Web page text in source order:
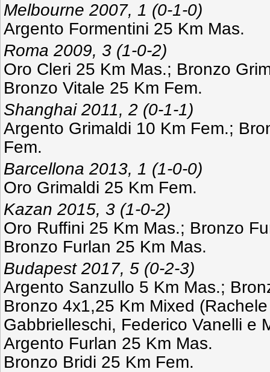
Melbourne 2007, 1 (0-1-0)
Argento Formentini 25 Km Mas.
Roma 2009, 3 (1-0-2)
Oro Cleri 25 Km Mas.; Bronzo
Bronzo Vitale 25 Km Fem.
Shanghai 2011, 2 (0-1-1)
Argento Grimaldi 10 Km Fem.;
Fem.
Barcellona 2013, 1 (1-0-0)
Oro Grimaldi 25 Km Fem.
Kazan 2015, 3 (1-0-2)
Oro Ruffini 25 Km Mas.; Bronzo
Bronzo Furlan 25 Km Mas.
Budapest 2017, 5 (0-2-3)
Argento Sanzullo 5 Km Mas.;
Bronzo 4x1,25 Km Mixed
Gabbrielleschi, Federico Vanelli e
Argento Furlan 25 Km Mas.
Bronzo Bridi 25 Km Fem.